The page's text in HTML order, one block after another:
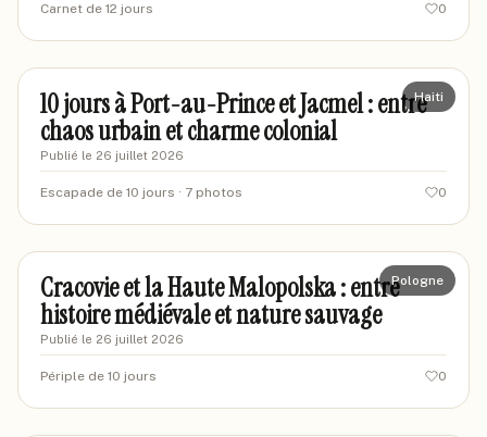
Carnet de 12 jours 0
mariel-travels
Haiti
10 jours à Port-au-Prince et Jacmel : entre
chaos urbain et charme colonial
Publié le 26 juillet 2026
Escapade de 10 jours · 7 photos 0
marinevoyages87
Pologne
Cracovie et la Haute Malopolska : entre
histoire médiévale et nature sauvage
Publié le 26 juillet 2026
Périple de 10 jours 0
marienz-voyages